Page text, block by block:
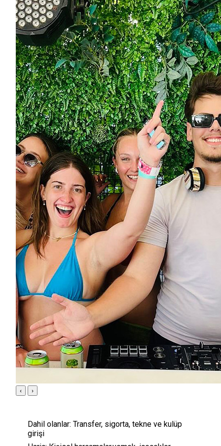
‹ ›
Dahil olanlar: Transfer, sigorta, tekne ve kulüp
girişi